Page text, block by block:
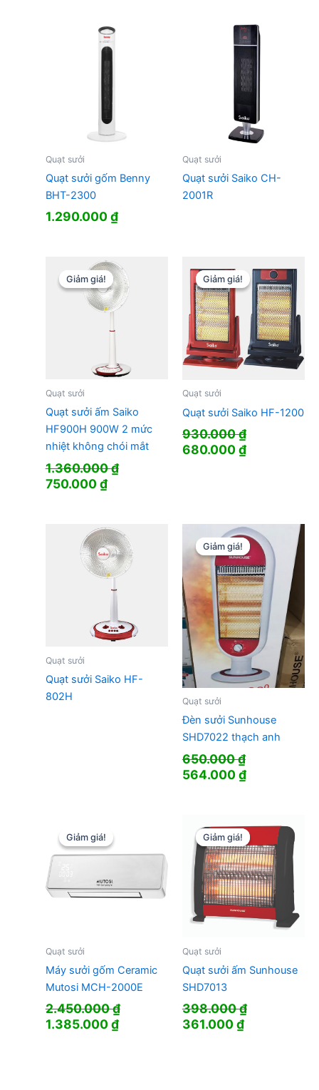
Quạt sưởi
Quạt sưởi gốm Benny
BHT-2300
1.290.000₫
Quạt sưởi
Quạt sưởi Saiko CH-
2001R
Giảm giá!
Giảm giá!
Quạt sưởi
Quạt sưởi ấm Saiko
HF900H 900W 2 mức
nhiệt không chói mắt
1.360.000₫
Giá
1.360.000 ₫.
750.000₫Giá
là:
750.000 ₫.
Giảm giá!
Giảm giá!
Quạt sưởi
Quạt sưởi Saiko HF-1200
930.000₫
Giá
680.000₫Giá
Quạt sưởi
Quạt sưởi Saiko HF-
802H
Giảm giá!
Giảm giá!
Quạt sưởi
Đèn sưởi Sunhouse
SHD7022 thạch anh
650.000₫
Giá
564.000₫Giá
564.000 ₫.
Giảm giá!
Giảm giá!
Quạt sưởi
Máy sưởi gốm Ceramic
Mutosi MCH-2000E
2.450.000₫
Giá
1.385.000₫Giá
Giảm giá!
Giảm giá!
Quạt sưởi
Quạt sưởi ấm Sunhouse
SHD7013
398.000₫
Giá
361.000₫Giá